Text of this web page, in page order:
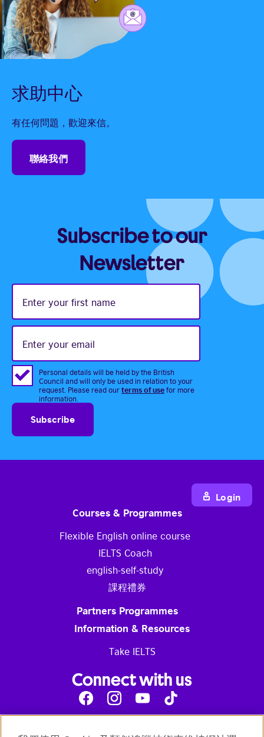
求助中心
有任何問題，歡迎來信。
聯絡我們
Subscribe to our
Newsletter
Enter
your
name
Enter
your
Personal details will be held by the British
Council and will only be used in relation to your
request. Please read ourterms of usefor more
information.
Courses & Programmes
Flexible English online course
IELTS Coach
english-self-study
課程禮券
Partners Programmes
Information & Resources
Take IELTS
Login
Connect with us
FacebookInstagramYoutube
Tik
Tok